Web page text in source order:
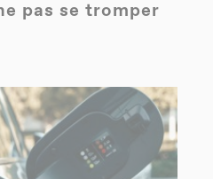
pas se tromper